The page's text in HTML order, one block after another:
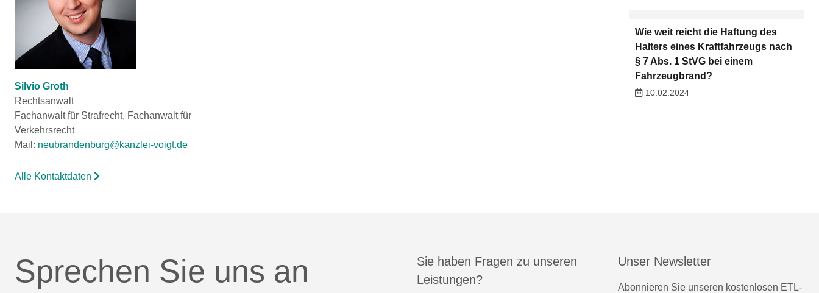
Silvio Groth
Rechtsanwalt
Fachanwalt für Strafrecht, Fachanwalt für
Verkehrsrecht
Mail: neubrandenburg@kanzlei-voigt.de
Alle Kontaktdaten
Wie weit reicht die Haftung des
Halters eines Kraftfahrzeugs nach
§ 7 Abs. 1 StVG bei einem
Fahrzeugbrand?
10.02.2024
Sprechen Sie uns an
Sie haben Fragen zu unseren
Leistungen?
Unser Newsletter
Abonnieren Sie unseren kostenlosen ETL-